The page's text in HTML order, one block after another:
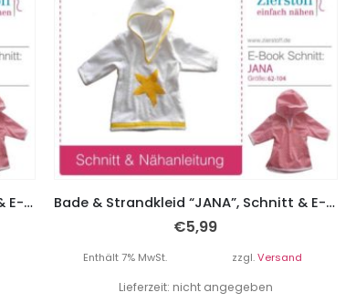
Bade & Strandkleid “JANA”, Schnitt & E-Book, Gr. 110-152 Bade & Strandkleid “JANA”, Schnitt & E-Book, Gr. 62-104
€5,99
Enthält 7% MwSt. zzgl.Versand
Lieferzeit: nicht angegeben